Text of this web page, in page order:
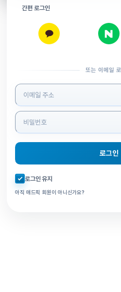
간편 로그인
또는 이메일
로그인 정보 입력
로그인
자동로그인 체크
로그인 유지
아직 애드픽 회원이 아니신가요?